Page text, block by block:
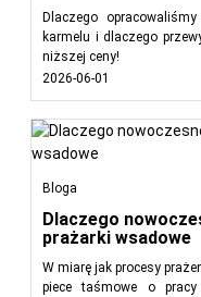
Dlaczego
karmelu i dlaczego
niższej ceny!
2026-06-01
Bloga
Dlaczego
prażarki wsadowe
W miarę jak procesy
piece taśmowe o pracy